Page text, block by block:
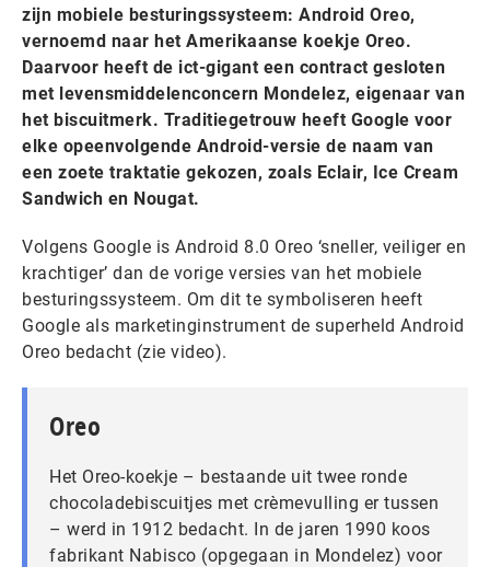
zijn mobiele besturingssysteem: Android Oreo,
vernoemd naar het Amerikaanse koekje Oreo.
Daarvoor heeft de ict-gigant een contract gesloten
met levensmiddelenconcern Mondelez, eigenaar van
het biscuitmerk. Traditiegetrouw heeft Google voor
elke opeenvolgende Android-versie de naam van
een zoete traktatie gekozen, zoals Eclair, Ice Cream
Sandwich en Nougat.
Volgens Google is Android 8.0 Oreo ‘sneller, veiliger en
krachtiger’ dan de vorige versies van het mobiele
besturingssysteem. Om dit te symboliseren heeft
Google als marketinginstrument de superheld Android
Oreo bedacht (zie video).
Oreo
Het Oreo-koekje – bestaande uit twee ronde
chocoladebiscuitjes met crèmevulling er tussen
– werd in 1912 bedacht. In de jaren 1990 koos
fabrikant Nabisco (opgegaan in Mondelez) voor